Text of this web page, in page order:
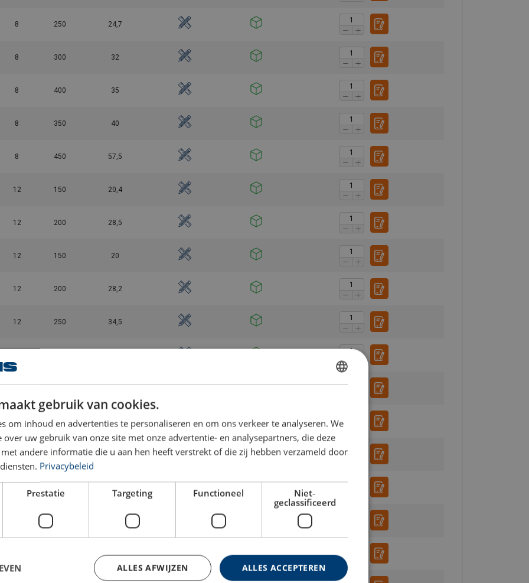
8 250 24,7
8 300 32
8 400 35
8 350 40
8 450 57,5
12 150 20,4
12 200 28,5
12 150 20
12 200 28,2
12 250 34,5
12 400 67,5
12 450 82
150
43,5
DUTCH
gebruik van cookies.
om inhoud en advertenties te personaliseren en om ons verkeer te analyseren. We
uw gebruik van onze site met onze advertentie- en analysepartners, die deze
andere informatie die u aan hen heeft verstrekt of die zij hebben verzameld door
Privacybeleid
Prestatie Targeting Functioneel
Niet-
geclassificeerd
ALLES ACCEPTEREN
ALLES AFWIJZEN